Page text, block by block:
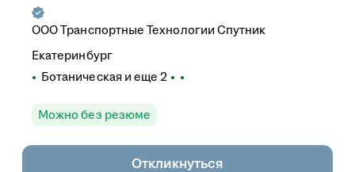
ОООТранспортные Технологии Спутник
Екатеринбург
Ботаническая и еще 2
Можно без резюме
Откликнуться